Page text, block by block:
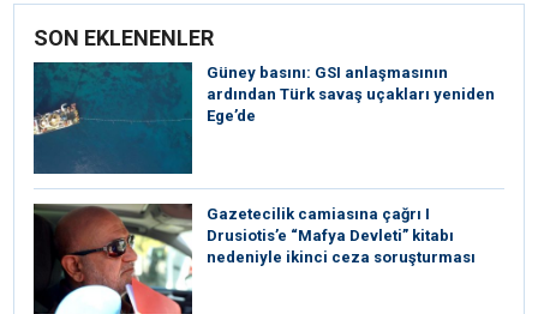
SON EKLENENLER
Güney basını: ⁠GSI anlaşmasının
ardından Türk savaş uçakları yeniden
Ege’de
Gazetecilik camiasına çağrı I
⁠Drusiotis’e “Mafya Devleti” kitabı
nedeniyle ikinci ceza soruşturması